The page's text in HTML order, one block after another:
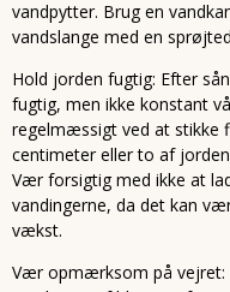
vandpytter. Brug en
vandslange med en
Hold jorden fugtig: Efter
fugtig, men ikke konstant
regelmæssigt ved at stikke
centimeter eller to af
Vær forsigtig med ikke at
vandingerne, da det kan
vækst.
Vær opmærksom på vejret: